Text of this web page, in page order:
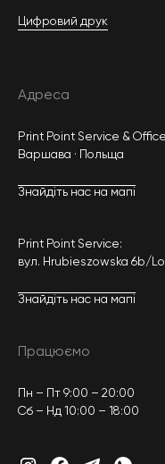
Адреса
Print Point Service &
Варшава · Польща
Знайдіть нас на мапі
Print Point Service:
вул. Hrubieszowska 6b/
Знайдіть нас на мапі
Працюємо
Пн – Пт 9:00 – 20:00
Сб – Нд 10:00 – 18:00
Цифровий друк